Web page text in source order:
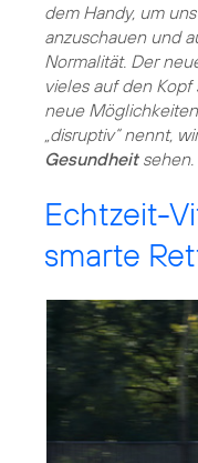
dem Handy, um
anzuschauen und
Normalität. Der
vieles auf den
neue
„disruptiv“ nennt,
Gesundheitsehen.
Echtzeit-
smarte